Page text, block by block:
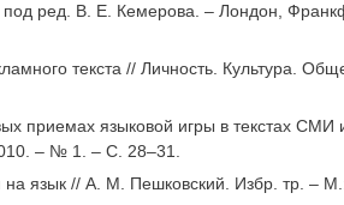
ред. В. Е. Кемерова. – Лондон,
текста // Личность. Культура.
приемах языковой игры в текстах СМИ
– № 1. – С. 28–31.
на язык // А. М. Пешковский. Избр. тр. –